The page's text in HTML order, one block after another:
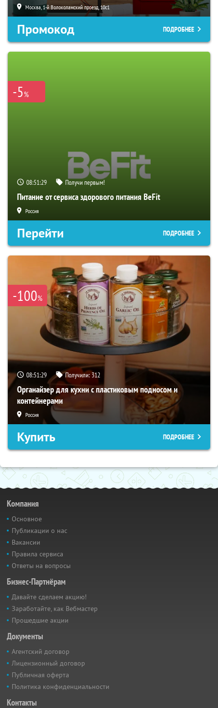
Москва, 1-й Волоколамский проезд, 10с1
Промокод ПОДРОБНЕЕ
-5%
08:51:28 Получи первым!
Питание от сервиса здорового питания BeFit
Россия
Перейти ПОДРОБНЕЕ
-100%
08:51:28 Получили: 312
Органайзер для кухни с пластиковым подносом и
контейнерами
Россия
Купить ПОДРОБНЕЕ
Компания
Основное
Публикации о нас
Вакансии
Правила сервиса
Ответы на вопросы
Бизнес-Партнёрам
Давайте сделаем акцию!
Заработайте, как Вебмастер
Прошедшие акции
Документы
Агентский договор
Лицензионный договор
Публичная оферта
Политика конфиденциальности
Контакты